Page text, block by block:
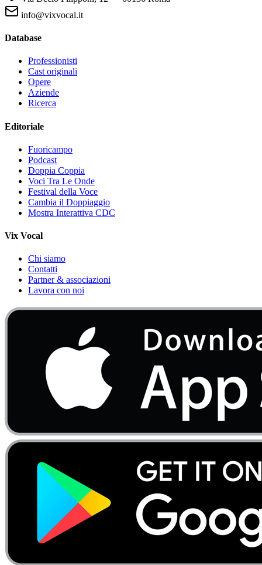
info@vixvocal.it
Database
Professionisti
Cast originali
Opere
Aziende
Ricerca
Editoriale
Fuoricampo
Podcast
Doppia Coppia
Voci Tra Le Onde
Festival della Voce
Cambia il Doppiaggio
Mostra Interattiva CDC
Vix Vocal
Chi siamo
Contatti
Partner & associazioni
Lavora con noi